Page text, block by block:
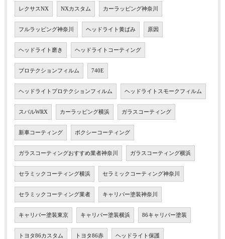
レクサスNX NXカスタム カーラッピング神奈川
フルラッピング神奈川 ヘッドライト黄ばみ 原因
ヘッドライト磨き ヘッドライトコーティング
プロテクションフィルム 740E
ヘッドライトプロテクションフィルム ヘッドライトスモークフィルム
スバルWRX カーラッピング横浜 ガラスコーティング
新車コーティング ボクシーコーティング
ガラスコーティングおすすめ業者神奈川 ガラスコーティング横浜
セラミックコーティング横浜 セラミックコーティング神奈川
セラミックコーティング業者 キャリパー塗装神奈川
キャリパー塗装東京 キャリパー塗装横浜 86キャリパー塗装
トヨタ86カスタム トヨタ86赤 ヘッドライト保護